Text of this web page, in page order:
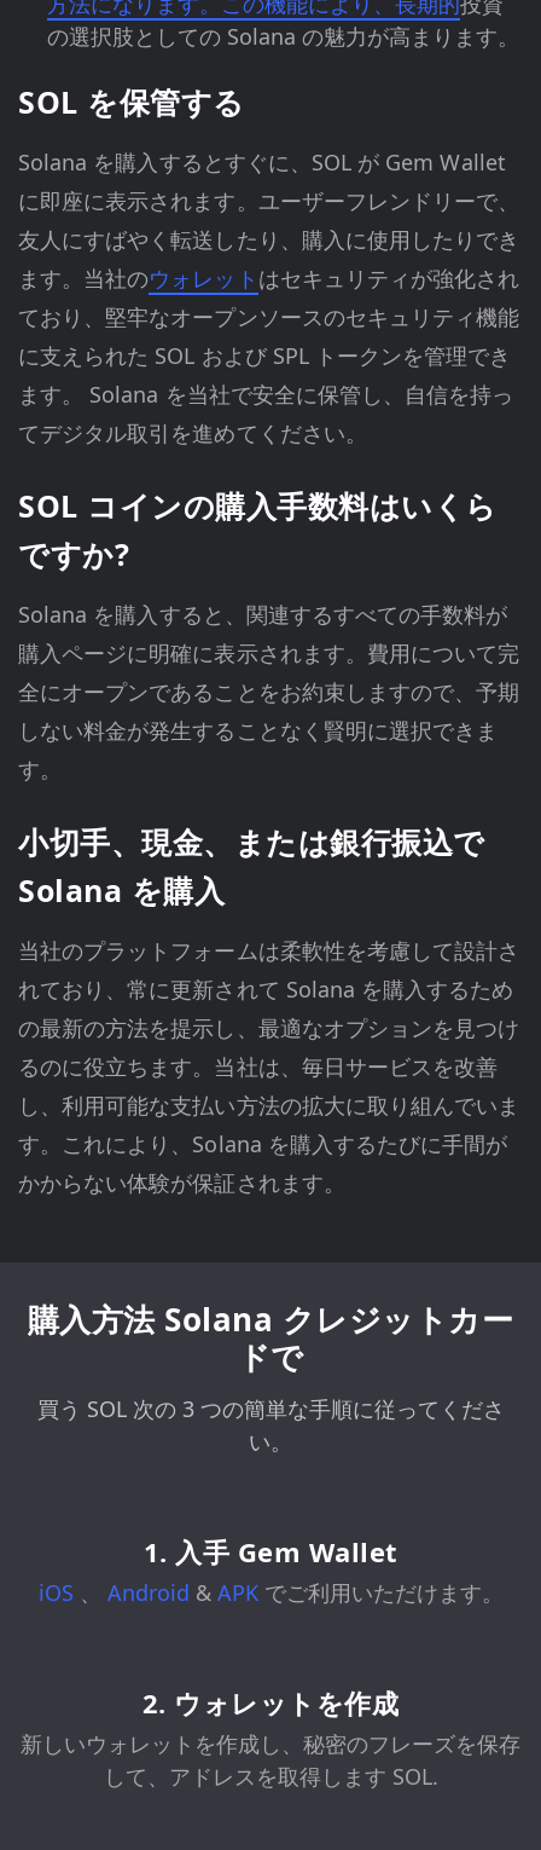
の選択肢としての Solana の魅力が高まります。
SOL を保管する
Solana を購入するとすぐに、SOL が Gem Wallet
に即座に表示されます。ユーザーフレンドリーで、
友人にすばやく転送したり、購入に使用したりでき
ます。当社のウォレット はセキュリティが強化され
ており、堅牢なオープンソースのセキュリティ機能
に支えられた SOL および SPL トークンを管理でき
ます。 Solana を当社で安全に保管し、自信を持っ
てデジタル取引を進めてください。
SOL コインの購入手数料はいくら
ですか?
Solana を購入すると、関連するすべての手数料が
購入ページに明確に表示されます。費用について完
全にオープンであることをお約束しますので、予期
しない料金が発生することなく賢明に選択できま
す。
小切手、現金、または銀行振込で
Solana を購入
当社のプラットフォームは柔軟性を考慮して設計さ
れており、常に更新されて Solana を購入するため
の最新の方法を提示し、最適なオプションを見つけ
るのに役立ちます。当社は、毎日サービスを改善
し、利用可能な支払い方法の拡大に取り組んでいま
す。これにより、Solana を購入するたびに手間が
かからない体験が保証されます。
購入方法 Solana クレジットカー
ドで
買う SOL 次の 3 つの簡単な手順に従ってくださ
い。
1. 入手 Gem Wallet
iOS 、 Android & APK でご利用いただけます。
2. ウォレットを作成
新しいウォレットを作成し、秘密のフレーズを保存
して、アドレスを取得します SOL.